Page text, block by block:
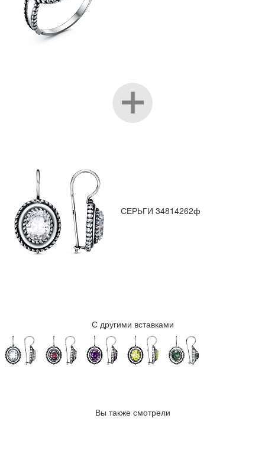
СЕРЬГИ 34814262ф
С другими вставками
Вы также смотрели